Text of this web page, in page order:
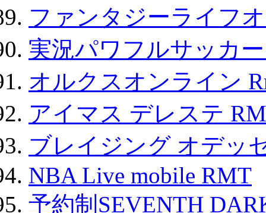
ファンタジーライフ
実況パワフルサッカ
オルクスオンライン
アイマス デレステ
ブレイジング オデッ
NBA Live mobile RMT
予約制SEVENTH